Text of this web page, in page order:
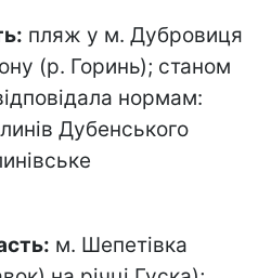
пляж у м. Дубровиця
(р. Горинь); станом
нормам:
Дубенського
м. Шепетівка